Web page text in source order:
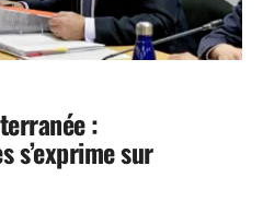
:
s’exprime sur